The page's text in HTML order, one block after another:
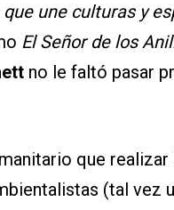
une culturas y
El Señor de los
no le faltó pasar
que
(tal vez